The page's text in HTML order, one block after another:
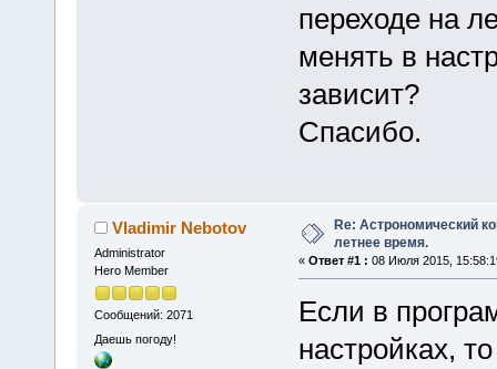
переходе на
менять в
зависит?
Спасибо.
Vladimir Nebotov
Administrator
Hero Member
Сообщений: 2071
Даешь погоду!
Re: Астрономический
летнее время.
« Ответ #1 : 08 Июля 2015,
Если в
настройках,